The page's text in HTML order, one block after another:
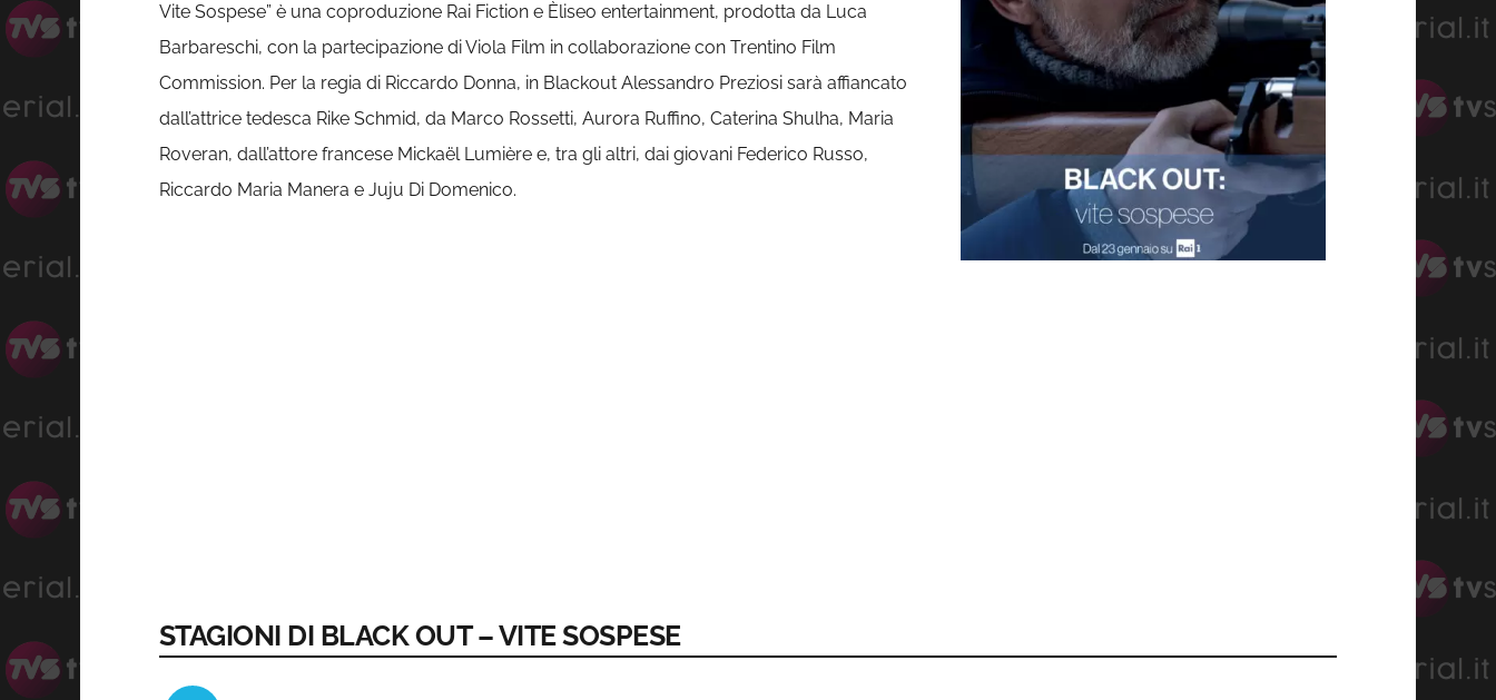
Vite Sospese” è una coproduzione Rai Fiction e Èliseo entertainment, prodotta da Luca
Barbareschi, con la partecipazione di Viola Film in collaborazione con Trentino Film
Commission. Per la regia di Riccardo Donna, in Blackout Alessandro Preziosi sarà affiancato
dall’attrice tedesca Rike Schmid, da Marco Rossetti, Aurora Ruffino, Caterina Shulha, Maria
Roveran, dall’attore francese Mickaël Lumière e, tra gli altri, dai giovani Federico Russo,
Riccardo Maria Manera e Juju Di Domenico.
STAGIONI DI BLACK OUT – VITE SOSPESE